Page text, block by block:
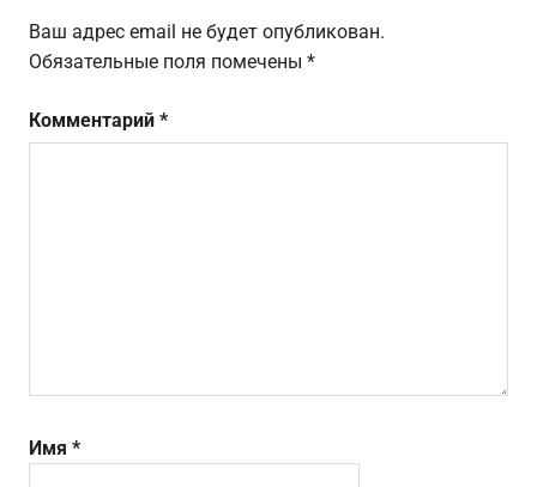
Ваш адрес email не будет опубликован.
Обязательные поля помечены *
Комментарий *
Имя *